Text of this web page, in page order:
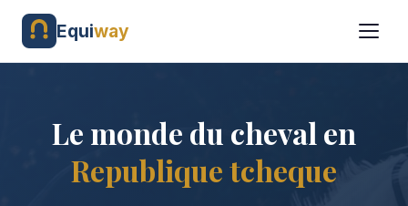
Equiway
Le monde du cheval en
Republique tcheque